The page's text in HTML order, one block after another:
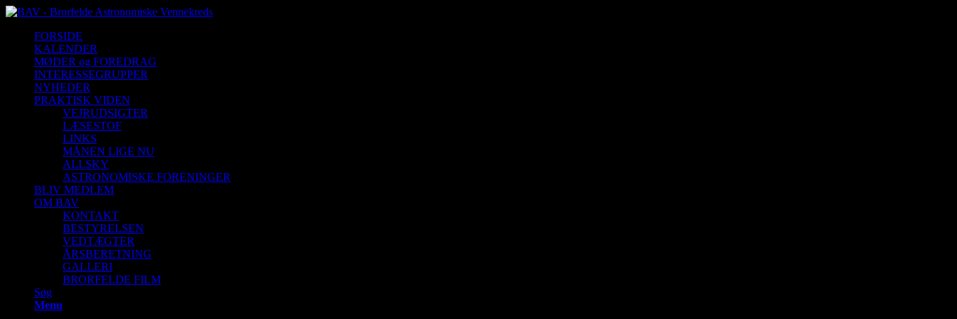
FORSIDE
KALENDER
MØDER og FOREDRAG
INTERESSEGRUPPER
NYHEDER
PRAKTISK VIDEN
VEJRUDSIGTER
LÆSESTOF
LINKS
MÅNEN LIGE NU
ALLSKY
ASTRONOMISKE FORENINGER
BLIV MEDLEM
OM BAV
KONTAKT
BESTYRELSEN
VEDTÆGTER
ÅRSBERETNING
GALLERI
BRORFELDE FILM
Søg
Menu